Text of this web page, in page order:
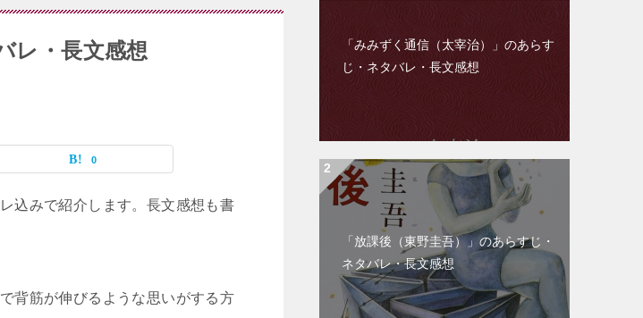
レ・長文感想
0
込みで紹介します。長文感想も書
背筋が伸びるような思いがする方
「みみずく通信（太宰治）」のあらす
じ・ネタバレ・長文感想
「放課後（東野圭吾）」のあらすじ・
ネタバレ・長文感想